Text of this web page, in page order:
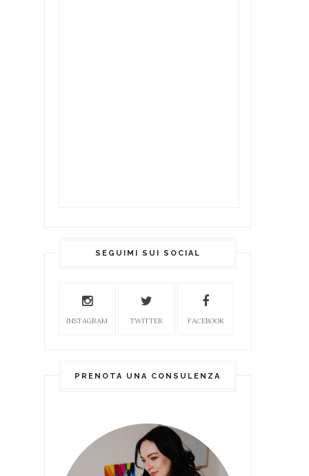
SEGUIMI SUI SOCIAL
INSTAGRAM TWITTER FACEBOOK
PRENOTA UNA CONSULENZA